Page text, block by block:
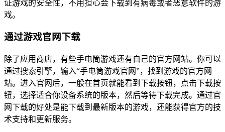
证游戏的安全性，不用担心会下载到有病毒或者恶意软件的游
戏。
通过游戏官网下载
除了应用商店，有些手电筒游戏还有自己的官方网站。你可以
通过搜索引擎，输入“手电筒游戏官网”，找到游戏的官方网
站。进入官网后，一般在首页就能看到下载按钮，点击下载按
钮，选择适合你设备系统的版本，然后等待下载完成。通过官
网下载的好处是能下载到最新版本的游戏，还能获得官方的技
术支持和更新服务。